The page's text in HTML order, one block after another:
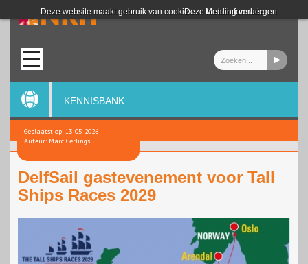
Deze website maakt gebruik van cookies. Meer informatie
Deze melding verbergen
Login
KENNISBANK
Geplaatst op: 13-05-2026
Auteur: Marc Gerlings
DelfSail gastevenement voor Tall
Ships Races 2029